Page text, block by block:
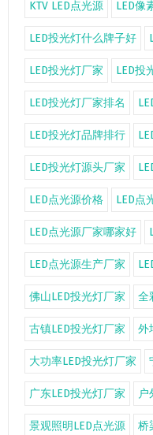
KTV LED点光源 LED像
LED投光灯什么牌子好
LED投光灯厂家 LED投
LED投光灯厂家排名
LED投光灯品牌排行
LED投光灯源头厂家
LED点光源价格 LED点
LED点光源厂家哪家好
LED点光源生产厂家
佛山LED投光灯厂家 全
古镇LED投光灯厂家 外
大功率LED投光灯厂家
广东LED投光灯厂家 户
景观照明LED点光源 桥